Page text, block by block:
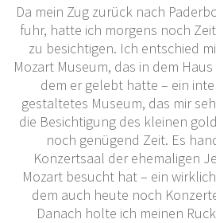
Da mein Zug zurück nach
fuhr, hatte ich morgens noch
zu besichtigen. Ich entschied
Mozart Museum, das in dem
dem er gelebt hatte – ein
gestaltetes Museum, das mir
die Besichtigung des kleinen
noch genügend Zeit. Es
Konzertsaal der ehemaligen
Mozart besucht hat – ein
dem auch heute noch
Danach holte ich meinen